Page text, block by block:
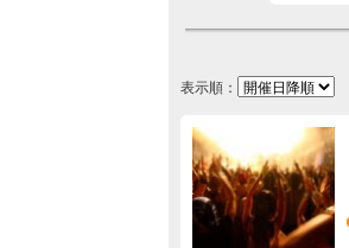
表示順：